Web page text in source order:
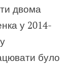
двома
у 2014-
було